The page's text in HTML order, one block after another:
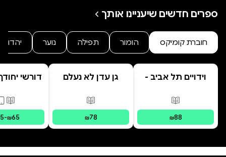
ספרים חדשים שיעניינו אותך
חוברת קומיקס הומור תפילה נוער יהדות
וידויים תל אביב -
פורמטים זמינים
מודפס
₪88
גן עדן לא נעלם
פורמטים זמינים מודפס
₪78
דורשי
-₪65